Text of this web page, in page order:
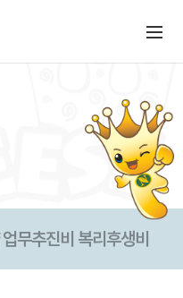
업무추진비 복리후생비